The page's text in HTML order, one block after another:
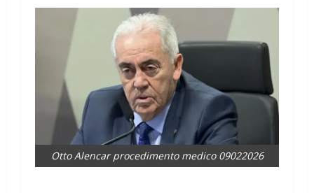
Otto Alencar procedimento medico 09022026